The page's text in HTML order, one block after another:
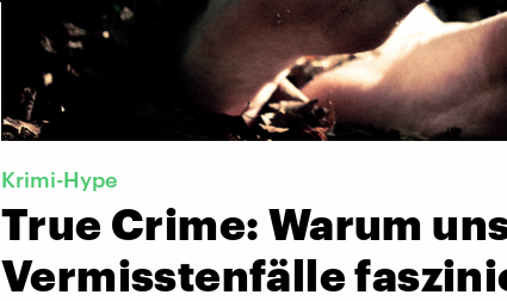
Krimi-Hype
True Crime: Warum
Vermisstenfälle